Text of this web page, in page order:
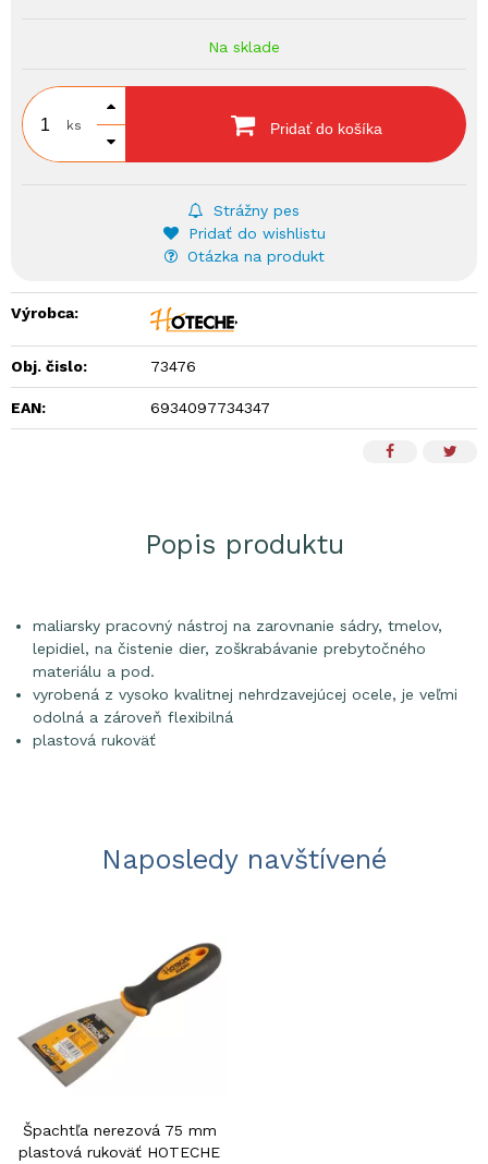
Na sklade
ks Pridať do košíka
Strážny pes
Pridať do wishlistu
Otázka na produkt
Výrobca:
Obj. čislo: 73476
EAN: 6934097734347
Popis produktu
maliarsky pracovný nástroj na zarovnanie sádry, tmelov,
lepidiel, na čistenie dier, zoškrabávanie prebytočného
materiálu a pod.
vyrobená z vysoko kvalitnej nehrdzavejúcej ocele, je veľmi
odolná a zároveň flexibilná
plastová rukoväť
Naposledy navštívené
Špachtľa nerezová 75 mm
plastová rukoväť HOTECHE